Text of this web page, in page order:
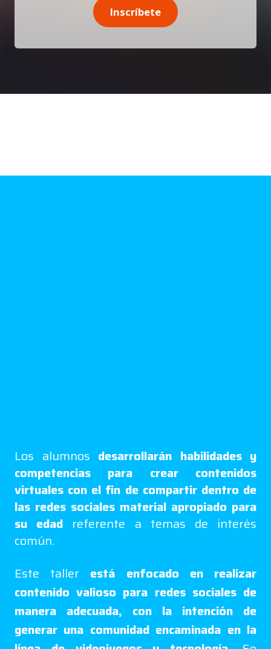
Inscríbete
Los alumnos desarrollarán habilidades y
competencias para crear contenidos
virtuales con el fin de compartir dentro de
las redes sociales material apropiado para
su edad referente a temas de interés
común.
Este taller está enfocado en realizar
contenido valioso para redes sociales de
manera adecuada, con la intención de
generar una comunidad encaminada en la